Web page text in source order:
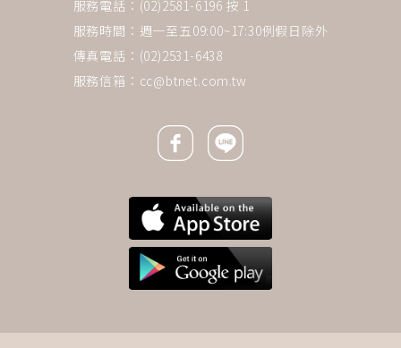
服務電話：(02)2581-6196 按 1
服務時間：週一至五09:00~17:30例假日除外
傳真電話：(02)2531-6438
服務信箱： cc@btnet.com.tw
Facebook icon
Line icon